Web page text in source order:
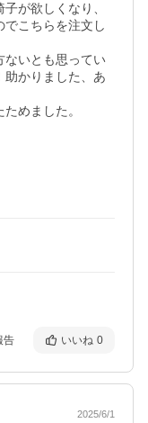
が欲しくなり、
こちらを注文し
ないとも思ってい
助かりました、あ
めました。
告 いいね 0
2025/6/1